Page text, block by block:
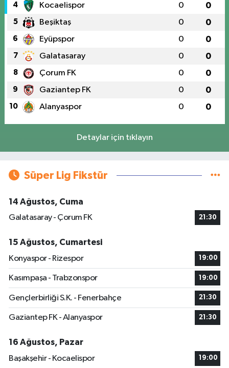
4 Kocaelispor 0 0
5 Beşiktaş 0 0
6 Eyüpspor 0 0
7 Galatasaray 0 0
8 Çorum FK 0 0
9 Gaziantep FK 0 0
10 Alanyaspor 0 0
Detaylar için tıklayın
Süper Lig Fikstür
14 Ağustos, Cuma
Galatasaray - Çorum FK
21:30
15 Ağustos, Cumartesi
Konyaspor - Rizespor
19:00
Kasımpaşa - Trabzonspor 19:00
Gençlerbirliği S.K. - Fenerbahçe 21:30
Gaziantep FK - Alanyaspor 21:30
16 Ağustos, Pazar
Başakşehir - Kocaelispor
19:00